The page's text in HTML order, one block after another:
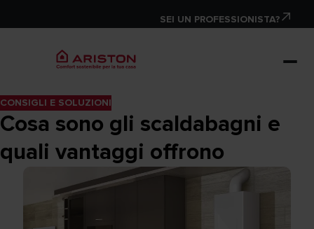
SEI UN PROFESSIONISTA?
CONSIGLI E SOLUZIONI
Cosa sono gli scaldabagni e
quali vantaggi offrono